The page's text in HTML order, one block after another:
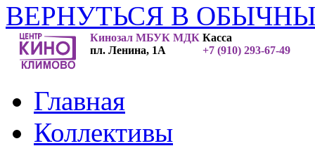
ВЕРНУТЬСЯ В
Кинозал МБУК МДК
пл. Ленина, 1А
Касса
+7 (910) 293-67-49
Главная
Коллективы